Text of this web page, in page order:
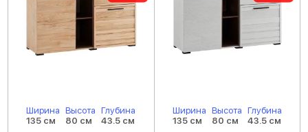
Ширина
135 см
Высота
80 см
Глубина
43.5 см
Ширина
135 см
Высота
80 см
Глубина
43.5 см